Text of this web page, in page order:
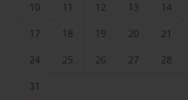
10
11 12 13 14
17
18 19 20 21
24
25 26 27 28
31